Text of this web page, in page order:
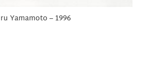
Yamamoto – 1996